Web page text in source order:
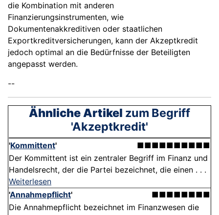
die Kombination mit anderen
Finanzierungsinstrumenten, wie
Dokumentenakkreditiven oder staatlichen
Exportkreditversicherungen, kann der Akzeptkredit
jedoch optimal an die Bedürfnisse der Beteiligten
angepasst werden.
--
Ähnliche Artikel zum Begriff
'Akzeptkredit'
'Kommittent'
■■■■■■■■■■
Der Kommittent ist ein zentraler Begriff im Finanz und
Handelsrecht, der die Partei bezeichnet, die einen . . .
Weiterlesen
'Annahmepflicht'
■■■■■■■■
Die Annahmepflicht bezeichnet im Finanzwesen die